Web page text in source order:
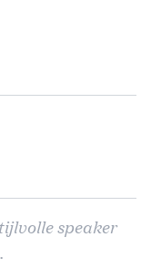
speaker